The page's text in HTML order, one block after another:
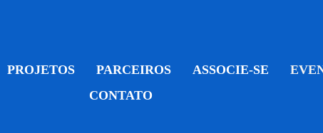
PROJETOS PARCEIROS ASSOCIE-SE
CONTATO